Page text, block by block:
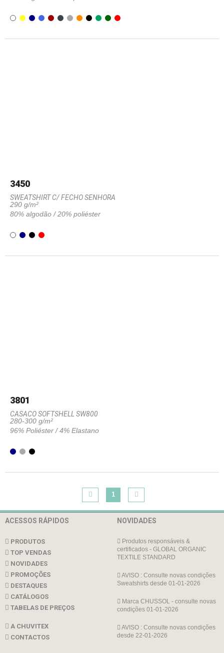
3450
SWEATSHIRT C/ FECHO SENHORA
290 g/m²
80% algodão / 20% poliéster
3801
CASACO SOFTSHELL SW800
280-300 g/m²
96% Poliéster / 4% Elastano
1
ACESSOS RÁPIDOS
PRODUTOS
TOP VENDAS
NOVIDADES
PROMOÇÕES
DESTAQUES
CATÁLOGOS
TABELAS DE PREÇOS
A CHUVITEX
CONTACTOS
NOVIDADES
Produtos responsáveis &
certificados - GLOBAL ORGANIC
TEXTILE STANDARD
AVISO : Consulte novas condições
Sweatshirts desde 01-01-2026
Marca CHUSSOL - consulte novas
condições 01-01-2026
AVISO : Consulte novas condições
desde 22-01-2026